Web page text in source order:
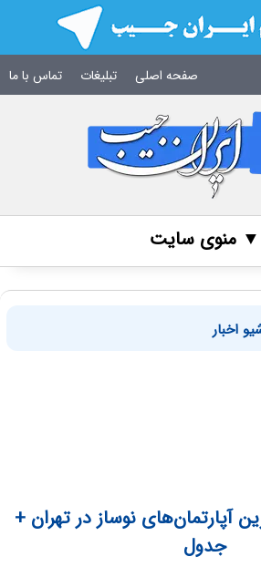
صفحه اصلی تبلیغات تماس با ما
▼ منوی سایت
اخبار
آپارتمان‌های نوساز در تهران +
جدول